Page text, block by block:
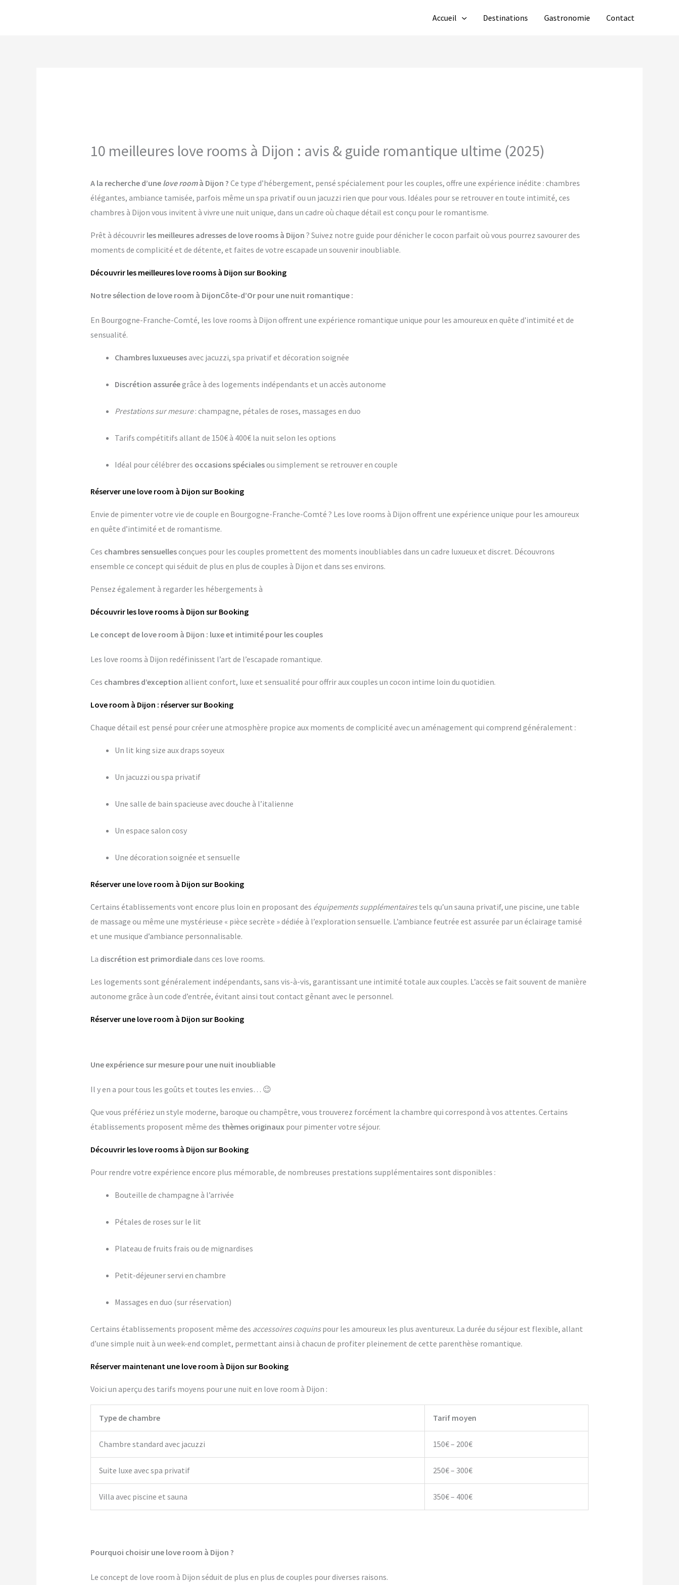
Accueil Destinations Gastronomie Contact
10 meilleures love rooms à Dijon : avis & guide romantique ultime (2025)
A la recherche d’une love roomà Dijon ? Ce type d’hébergement, pensé spécialement pour les couples, offre une expérience inédite : chambres
élégantes, ambiance tamisée, parfois même un spa privatif ou un jacuzzi rien que pour vous. Idéales pour se retrouver en toute intimité, ces
chambres à Dijon vous invitent à vivre une nuit unique, dans un cadre où chaque détail est conçu pour le romantisme.
Prêt à découvrir les meilleures adresses de love rooms à Dijon ? Suivez notre guide pour dénicher le cocon parfait où vous pourrez savourer des
moments de complicité et de détente, et faites de votre escapade un souvenir inoubliable.
Découvrir les meilleures love rooms à Dijon sur Booking
Notre sélection de love room à DijonCôte-d’Or pour une nuit romantique :
En Bourgogne-Franche-Comté, les love rooms à Dijon offrent une expérience romantique unique pour les amoureux en quête d’intimité et de
sensualité.
Chambres luxueusesavec jacuzzi, spa privatif et décoration soignée
Discrétion assuréegrâce à des logements indépendants et un accès autonome
Prestations sur mesure: champagne, pétales de roses, massages en duo
Tarifs compétitifs allant de 150€ à 400€ la nuit selon les options
Idéal pour célébrer des occasions spécialesou simplement se retrouver en couple
Réserver une love room à Dijon sur Booking
Envie de pimenter votre vie de couple en Bourgogne-Franche-Comté ? Les love rooms à Dijon offrent une expérience unique pour les amoureux
en quête d’intimité et de romantisme.
Ces chambres sensuellesconçues pour les couples promettent des moments inoubliables dans un cadre luxueux et discret. Découvrons
ensemble ce concept qui séduit de plus en plus de couples à Dijon et dans ses environs.
Pensez également à regarder les hébergements à
Découvrir les love rooms à Dijon sur Booking
Le concept de love room à Dijon : luxe et intimité pour les couples
Les love rooms à Dijon redéfinissent l’art de l’escapade romantique.
Ces chambres d’exception allient confort, luxe et sensualité pour offrir aux couples un cocon intime loin du quotidien.
Love room à Dijon : réserver sur Booking
Chaque détail est pensé pour créer une atmosphère propice aux moments de complicité avec un aménagement qui comprend généralement :
Un lit king size aux draps soyeux
Un jacuzzi ou spa privatif
Une salle de bain spacieuse avec douche à l’italienne
Un espace salon cosy
Une décoration soignée et sensuelle
Réserver une love room à Dijon sur Booking
Certains établissements vont encore plus loin en proposant des équipements supplémentairestels qu’un sauna privatif, une piscine, une table
de massage ou même une mystérieuse « pièce secrète » dédiée à l’exploration sensuelle. L’ambiance feutrée est assurée par un éclairage tamisé
et une musique d’ambiance personnalisable.
La discrétion est primordialedans ces love rooms.
Les logements sont généralement indépendants, sans vis-à-vis, garantissant une intimité totale aux couples. L’accès se fait souvent de manière
autonome grâce à un code d’entrée, évitant ainsi tout contact gênant avec le personnel.
Réserver une love room à Dijon sur Booking
Une expérience sur mesure pour une nuit inoubliable
Il y en a pour tous les goûts et toutes les envies… 😉
Que vous préfériez un style moderne, baroque ou champêtre, vous trouverez forcément la chambre qui correspond à vos attentes. Certains
établissements proposent même des thèmes originaux pour pimenter votre séjour.
Découvrir les love rooms à Dijon sur Booking
Pour rendre votre expérience encore plus mémorable, de nombreuses prestations supplémentaires sont disponibles :
Bouteille de champagne à l’arrivée
Pétales de roses sur le lit
Plateau de fruits frais ou de mignardises
Petit-déjeuner servi en chambre
Massages en duo (sur réservation)
Certains établissements proposent même des accessoires coquinspour les amoureux les plus aventureux. La durée du séjour est flexible, allant
d’une simple nuit à un week-end complet, permettant ainsi à chacun de profiter pleinement de cette parenthèse romantique.
Réserver maintenant une love room à Dijon sur Booking
Voici un aperçu des tarifs moyens pour une nuit en love room à Dijon :
Type de chambre Tarif moyen
Chambre standard avec jacuzzi 150€ – 200€
Suite luxe avec spa privatif 250€ – 300€
Villa avec piscine et sauna 350€ – 400€
Pourquoi choisir une love room à Dijon ?
Le concept de love room à Dijon séduit de plus en plus de couples pour diverses raisons.